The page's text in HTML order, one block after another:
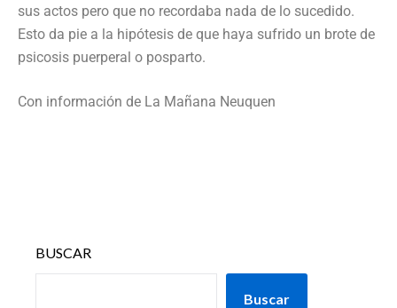
sus actos pero que no recordaba nada de lo sucedido.
Esto da pie a la hipótesis de que haya sufrido un brote de
psicosis puerperal o posparto.
Con información de La Mañana Neuquen
BUSCAR
Buscar